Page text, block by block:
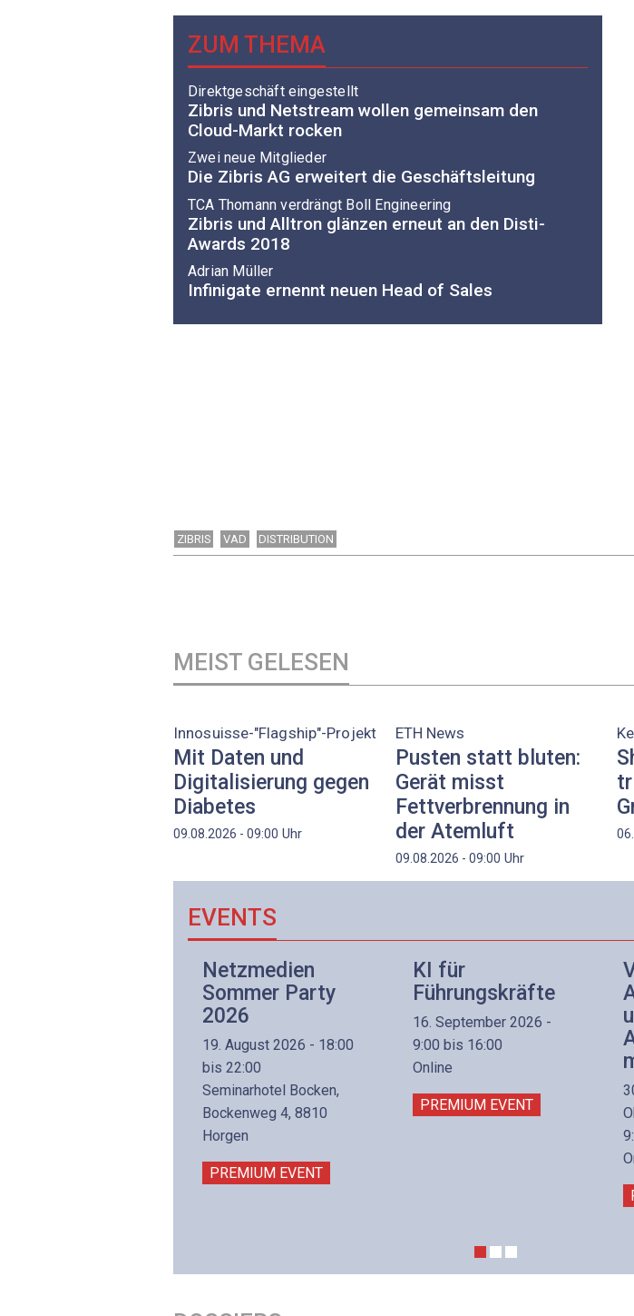
ZUM THEMA
Direktgeschäft eingestellt
Zibris und Netstream wollen gemeinsam den
Cloud-Markt rocken
Zwei neue Mitglieder
Die Zibris AG erweitert die Geschäftsleitung
TCA Thomann verdrängt Boll Engineering
Zibris und Alltron glänzen erneut an den Disti-
Awards 2018
Adrian Müller
Infinigate ernennt neuen Head of Sales
ZIBRIS VAD DISTRIBUTION
MEIST GELESEN
Innosuisse-"Flagship"-Projekt
Mit Daten und
Digitalisierung gegen
Diabetes
09.08.2026 - 09:00 Uhr
ETH News
Pusten statt bluten:
Gerät misst
Fettverbrennung in
der Atemluft
09.08.2026 - 09:00 Uhr
EVENTS
Netzmedien
Sommer Party
2026
19. August 2026 - 18:00
bis 22:00
Seminarhotel Bocken,
Bockenweg 4, 8810
Horgen
PREMIUM EVENT
KI für
Führungskräfte
16. September 2026 -
9:00 bis 16:00
Online
PREMIUM EVENT